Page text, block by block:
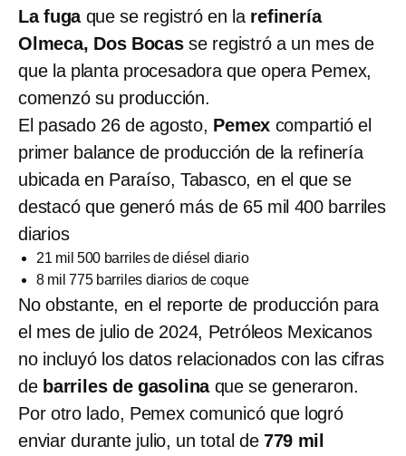
La fugaque se registró en la refinería
Olmeca, Dos Bocasse registró a un mes de
que la planta procesadora que opera Pemex,
comenzó su producción.
El pasado 26 de agosto, Pemex compartió el
primer balance de producción de la refinería
ubicada en Paraíso, Tabasco, en el que se
destacó que generó más de 65 mil 400 barriles
diarios
21 mil 500 barriles de diésel diario
8 mil 775 barriles diarios de coque
No obstante, en el reporte de producción para
el mes de julio de 2024, Petróleos Mexicanos
no incluyó los datos relacionados con las cifras
de barriles de gasolinaque se generaron.
Por otro lado, Pemex comunicó que logró
enviar durante julio, un total de 779 mil